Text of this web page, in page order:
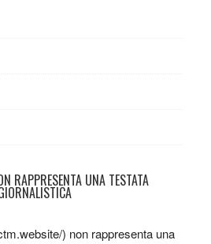
RAPPRESENTA UNA TESTATA
) non rappresenta una